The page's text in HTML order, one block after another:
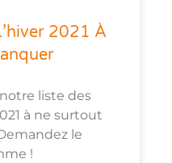
2021 À
liste des
à ne surtout
le
!